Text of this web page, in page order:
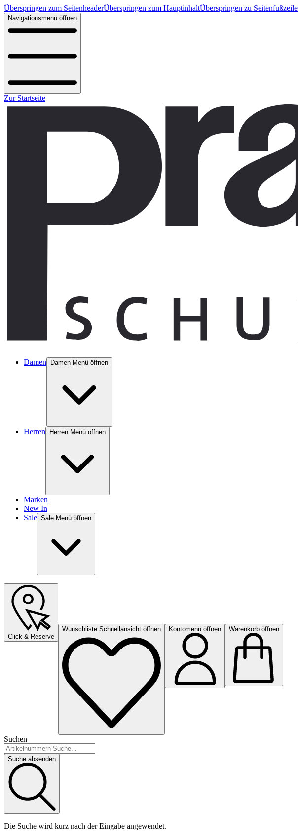
Überspringen zum SeitenheaderÜberspringen zum HauptinhaltÜberspringen zu Seitenfußzeile
Navigationsmenü öffnen
Zur Startseite
Damen Damen Menü öffnen
Herren Herren Menü öffnen
Marken
New In
Sale Sale Menü öffnen
Click & Reserve
Wunschliste Schnellansicht öffnen Kontomenü öffnen Warenkorb öffnen
Suchen
Suche absenden
Die Suche wird kurz nach der Eingabe angewendet.